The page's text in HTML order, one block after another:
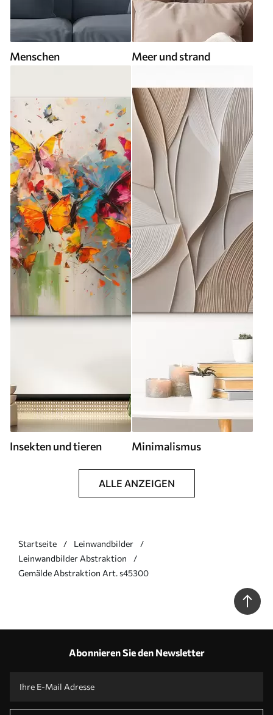
Menschen Meer und strand
Insekten und tieren Minimalismus
ALLE ANZEIGEN
Startseite
Leinwandbilder
Leinwandbilder Abstraktion
Gemälde Abstraktion Art. s45300
Abonnieren Sie den Newsletter